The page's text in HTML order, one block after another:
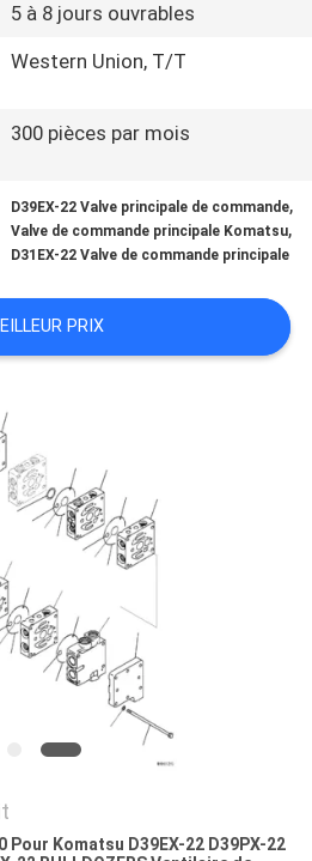
5 à 8 jours ouvrables
Western Union, T/T
300 pièces par mois
D39EX-22 Valve principale de commande,
Valve de commande principale Komatsu,
D31EX-22 Valve de commande principale
PRIX
Pour Komatsu D39EX-22 D39PX-22